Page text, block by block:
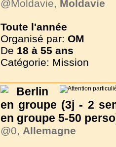
@Moldavie, Moldavie
Toute l'année
Organisé par: OM
De 18 à 55 ans
Catégorie: Mission
Berlin
en groupe (3j - 2
en groupe 5-50
@0, Allemagne